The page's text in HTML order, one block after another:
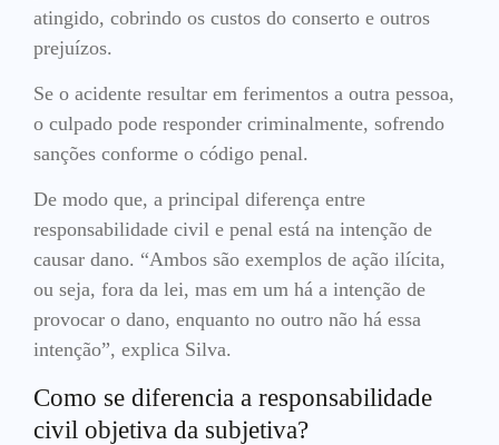
atingido, cobrindo os custos do conserto e outros
prejuízos.
Se o acidente resultar em ferimentos a outra pessoa,
o culpado pode responder criminalmente, sofrendo
sanções conforme o código penal.
De modo que, a principal diferença entre
responsabilidade civil e penal está na intenção de
causar dano. “Ambos são exemplos de ação ilícita,
ou seja, fora da lei, mas em um há a intenção de
provocar o dano, enquanto no outro não há essa
intenção”, explica Silva.
Como se diferencia a responsabilidade
civil objetiva da subjetiva?